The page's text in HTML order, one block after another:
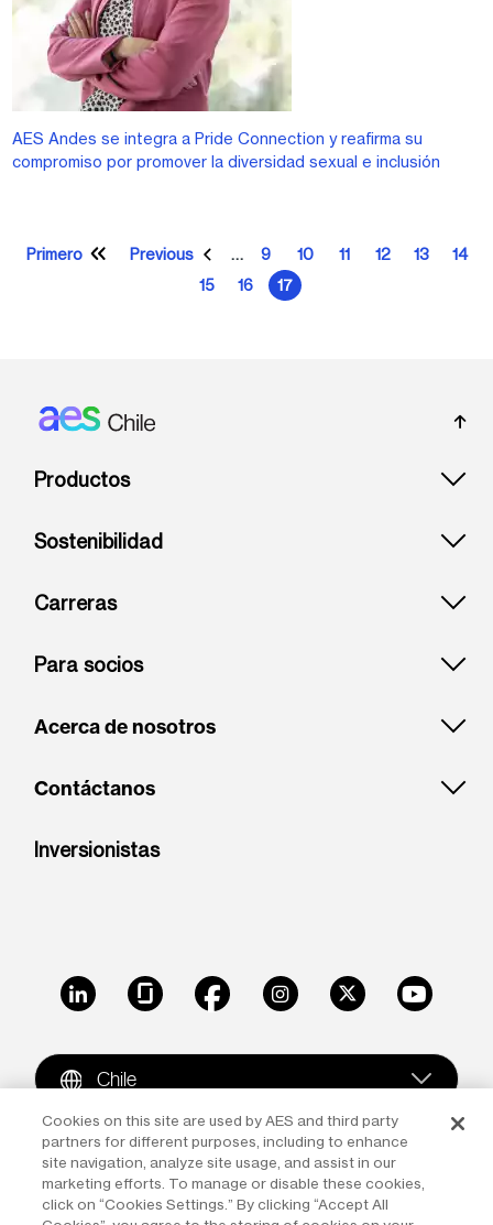
AES Andes se integra a Pride Connection y reafirma su
compromiso por promover la diversidad sexual e inclusión
Primera página
Primero Página anterior
Previous … Página
9 Página
10 Página
11 Página
12 Página
13
14
Página
15 Página
16 Página actual
17
Footer: Chile
Productos
Sostenibilidad
Carreras
Para socios
Acerca de nosotros
Contáctanos
Inversionistas
LinkedIn GlassdoorFacebookInstagramX Youtube
Chile
Copyright © 2009-2026 The AES Corporation. All rights
reserved.Terms of Use|Privacy
Cookies on this site are used by AES and third party
partners for different purposes, including to enhance
site navigation, analyze site usage, and assist in our
marketing efforts. To manage or disable these cookies,
click on “Cookies Settings.” By clicking “Accept All